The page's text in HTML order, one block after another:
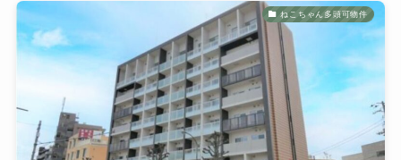
ねこちゃん多頭可物件